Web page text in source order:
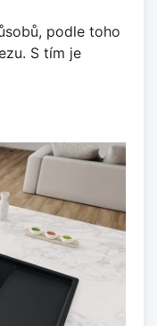
podle toho
S tím je